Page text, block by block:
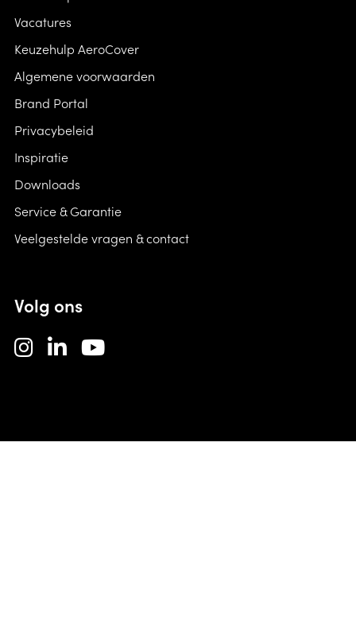
Vacatures
Keuzehulp AeroCover
Algemene voorwaarden
Brand Portal
Privacybeleid
Inspiratie
Downloads
Service & Garantie
Veelgestelde vragen & contact
Volg ons